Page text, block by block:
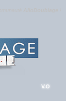
V.O